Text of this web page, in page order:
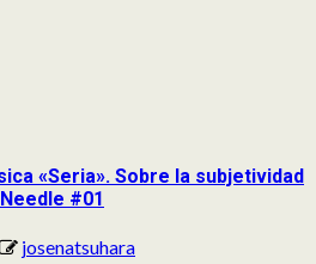
«Seria». Sobre la subjetividad
#01
josenatsuhara